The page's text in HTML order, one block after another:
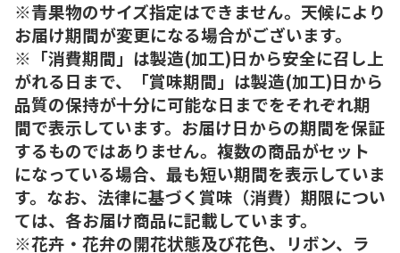
※青果物のサイズ指定はできません。天候により
お届け期間が変更になる場合がございます。
※「消費期間」は製造(加工)日から安全に召し上
がれる日まで、「賞味期間」は製造(加工)日から
品質の保持が十分に可能な日までをそれぞれ期
間で表示しています。お届け日からの期間を保証
するものではありません。複数の商品がセット
になっている場合、最も短い期間を表示していま
す。なお、法律に基づく賞味（消費）期限につい
ては、各お届け商品に記載しています。
※花卉・花弁の開花状態及び花色、リボン、ラ